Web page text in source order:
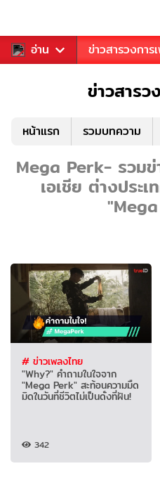
อ่าน
ข่าวบันเทิง ข่าวสารวงการ
ข่าวสารว
หน้าแรก รวมบทความ
Mega Perk- รวม
เอเชีย ต่างประ
# ข่าวเพลงไทย
"Why?" คำถามในใจจาก
"Mega Perk" สะท้อนความมืด
มิดในวันที่ชีวิตไม่เป็นดั่งที่ฝัน!
342